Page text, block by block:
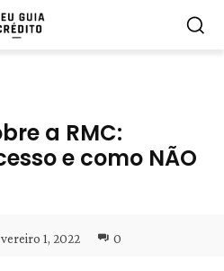
a RMC:
e como NÃO
1, 2022 0